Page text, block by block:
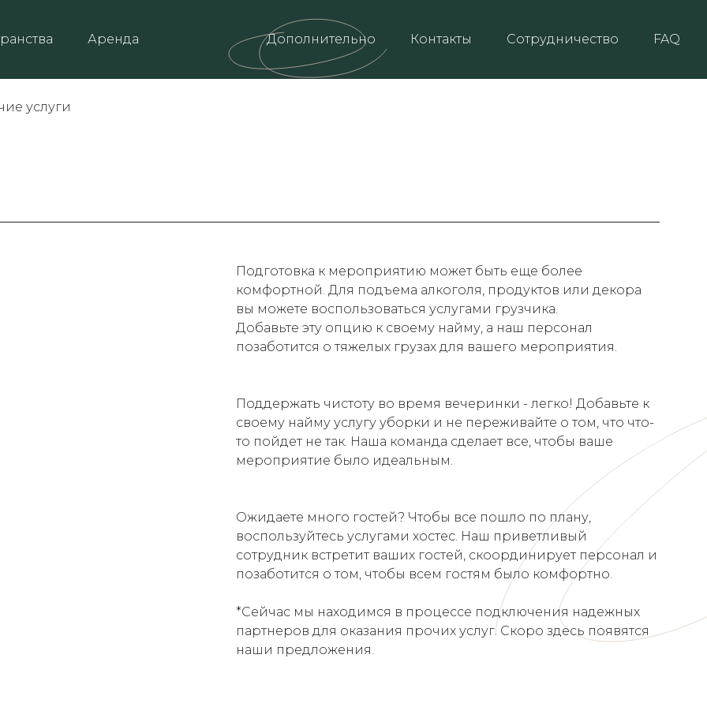
Аренда Дополнительно Контакты Сотрудничество FAQ
услуги
Подготовка к мероприятию может быть еще более
комфортной. Для подъема алкоголя, продуктов или декора
вы можете воспользоваться услугами грузчика.
Добавьте эту опцию к своему найму, а наш персонал
позаботится о тяжелых грузах для вашего мероприятия.
Поддержать чистоту во время вечеринки - легко! Добавьте к
своему найму услугу уборки и не переживайте о том, что что-
то пойдет не так. Наша команда сделает все, чтобы ваше
мероприятие было идеальным.
Ожидаете много гостей? Чтобы все пошло по плану,
воспользуйтесь услугами хостес. Наш приветливый
сотрудник встретит ваших гостей, скоординирует персонал и
позаботится о том, чтобы всем гостям было комфортно.
*Сейчас мы находимся в процессе подключения надежных
партнеров для оказания прочих услуг. Скоро здесь появятся
наши предложения.